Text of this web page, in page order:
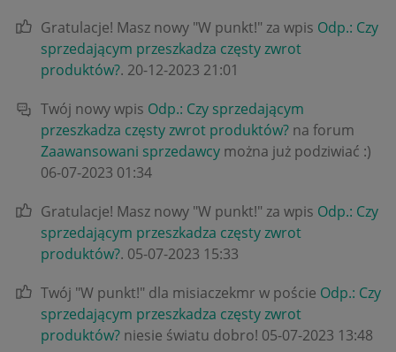
Gratulacje! Masz nowy "W punkt!" za wpis Odp.: Czy
sprzedającym przeszkadza częsty zwrot
produktów?. ‎20-12-2023 21:01
Twój nowy wpis Odp.: Czy sprzedającym
przeszkadza częsty zwrot produktów? na forum
Zaawansowani sprzedawcy można już podziwiać :)
‎06-07-2023 01:34
Gratulacje! Masz nowy "W punkt!" za wpis Odp.: Czy
sprzedającym przeszkadza częsty zwrot
produktów?. ‎05-07-2023 15:33
Twój "W punkt!" dla misiaczekmr w poście Odp.: Czy
sprzedającym przeszkadza częsty zwrot
produktów? niesie światu dobro! ‎05-07-2023 13:48